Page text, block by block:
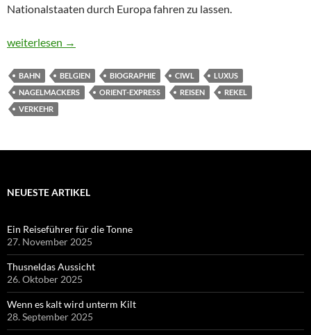
Nationalstaaten durch Europa fahren zu lassen.
Der Mann, der Europa vernetzte
weiterlesen →
BAHN BELGIEN BIOGRAPHIE CIWL
LUXUS
NAGELMACKERS
ORIENT-EXPRESS REISEN
REKEL
VERKEHR
NEUESTE ARTIKEL
Ein Reiseführer für die Tonne
27. November 2025
Thusneldas Aussicht
26. Oktober 2025
Wenn es kalt wird unterm Kilt
28. September 2025